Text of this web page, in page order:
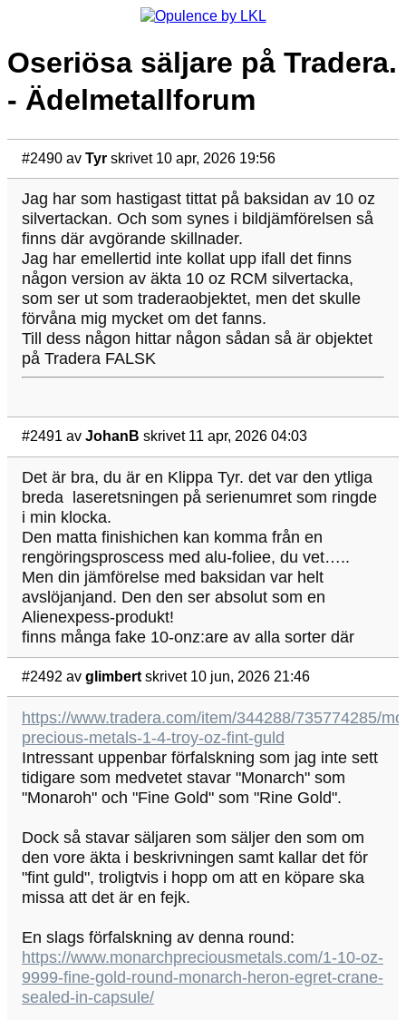
Oseriösa säljare på Tradera.
- Ädelmetallforum
#2490 av Tyr skrivet 10 apr, 2026 19:56
Jag har som hastigast tittat på baksidan av 10 oz
silvertackan. Och som synes i bildjämförelsen så
finns där avgörande skillnader.
Jag har emellertid inte kollat upp ifall det finns
någon version av äkta 10 oz RCM silvertacka,
som ser ut som traderaobjektet, men det skulle
förvåna mig mycket om det fanns.
Till dess någon hittar någon sådan så är objektet
på Tradera FALSK
#2491 av JohanB skrivet 11 apr, 2026 04:03
Det är bra, du är en Klippa Tyr. det var den ytliga
breda laseretsningen på serienumret som ringde
i min klocka.
Den matta finishichen kan komma från en
rengöringsproscess med alu-foliee, du vet…..
Men din jämförelse med baksidan var helt
avslöjanjand. Den den ser absolut som en
Alienexpess-produkt!
finns många fake 10-onz:are av alla sorter där
#2492 av glimbert skrivet 10 jun, 2026 21:46
https://www.tradera.com/item/344288/735774285/
precious-metals-1-4-troy-oz-fint-guld
Intressant uppenbar förfalskning som jag inte sett
tidigare som medvetet stavar "Monarch" som
"Monaroh" och "Fine Gold" som "Rine Gold".
Dock så stavar säljaren som säljer den som om
den vore äkta i beskrivningen samt kallar det för
"fint guld", troligtvis i hopp om att en köpare ska
missa att det är en fejk.
En slags förfalskning av denna round:
https://www.monarchpreciousmetals.com/1-10-oz-
9999-fine-gold-round-monarch-heron-egret-crane-
sealed-in-capsule/